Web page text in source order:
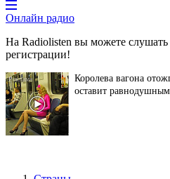
Онлайн радио
На Radiolisten вы можете слушать
регистрации!
Королева вагона
оставит равнодушным